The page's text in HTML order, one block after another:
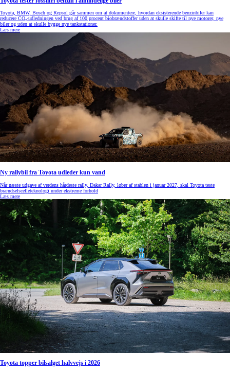
Toyota, BMW, Bosch og Repsol går sammen om at dokumentere, hvordan eksisterende benzinbiler kan
reducere CO₂-udledningen ved brug af 100 procent biobrændstoffer uden at skulle skifte til nye motorer, nye
biler og uden at skulle bygge nye tankstationer.
Læs mere
Ny rallybil fra Toyota udleder kun vand
Når næste udgave af verdens hårdeste rally, Dakar Rally, løber af stablen i januar 2027, skal Toyota teste
brændselscelleteknologi under ekstreme forhold
Læs mere
Toyota topper bilsalget halvvejs i 2026